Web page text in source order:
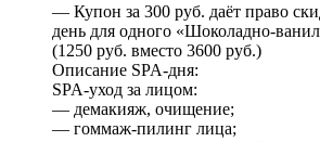
— Купон за 300 руб. даёт право
день для одного «Шоколадно-
(1250 руб. вместо 3600 руб.)
Описание SPA-дня:
SPA-уход за лицом:
— демакияж, очищение;
— гоммаж-пилинг лица;